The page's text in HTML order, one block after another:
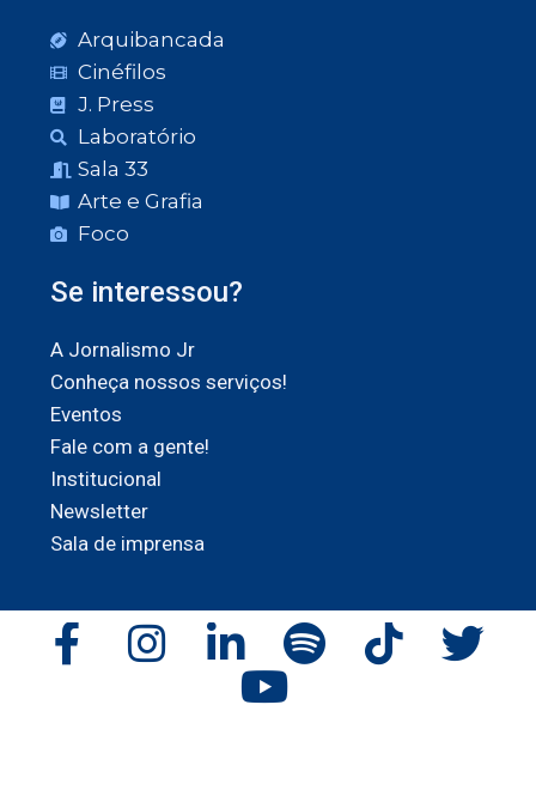
Arquibancada
Cinéfilos
J. Press
Laboratório
Sala 33
Arte e Grafia
Foco
Se interessou?
A Jornalismo Jr
Conheça nossos serviços!
Eventos
Fale com a gente!
Institucional
Newsletter
Sala de imprensa